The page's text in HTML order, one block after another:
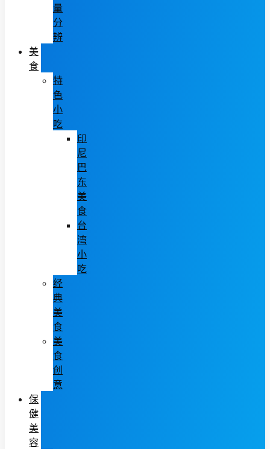
量
分
辨
美
食
特
色
小
吃
印
尼
巴
东
美
食
台
湾
小
吃
经
典
美
食
美
食
创
意
保
健
美
容